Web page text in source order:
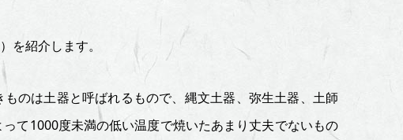
を紹介します。
のは土器と呼ばれるもので、縄文土器、弥生土器、土師
て1000度未満の低い温度で焼いたあまり丈夫でないもの